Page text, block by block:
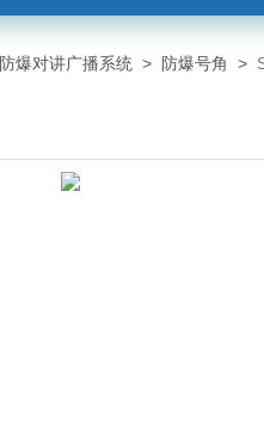
防爆对讲广播系统 > 防爆号角 >